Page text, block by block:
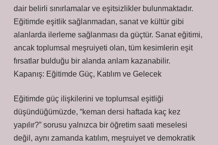
dair belirli sınırlamalar ve eşitsizlikler bulunmaktadır.
Eğitimde eşitlik sağlanmadan, sanat ve kültür gibi
alanlarda ilerleme sağlanması da güçtür. Sanat eğitimi,
ancak toplumsal meşruiyeti olan, tüm kesimlerin eşit
fırsatlar bulduğu bir alanda anlam kazanabilir.
Kapanış: Eğitimde Güç, Katılım ve Gelecek
Eğitimde güç ilişkilerini ve toplumsal eşitliği
düşündüğümüzde, “keman dersi haftada kaç kez
yapılır?” sorusu yalnızca bir öğretim saati meselesi
değil, aynı zamanda katılım, meşruiyet ve demokratik